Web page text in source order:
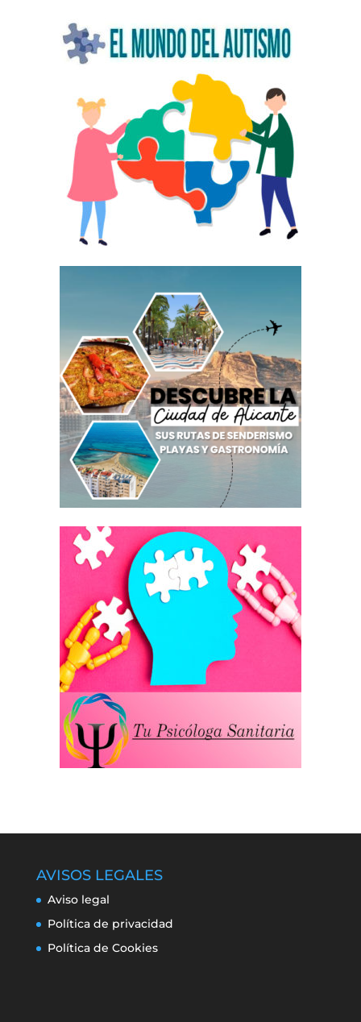
AVISOS LEGALES
Aviso legal
Política de privacidad
Política de Cookies